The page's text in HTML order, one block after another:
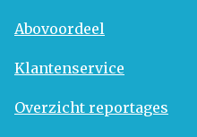
Abovoordeel
Klantenservice
Overzicht reportages